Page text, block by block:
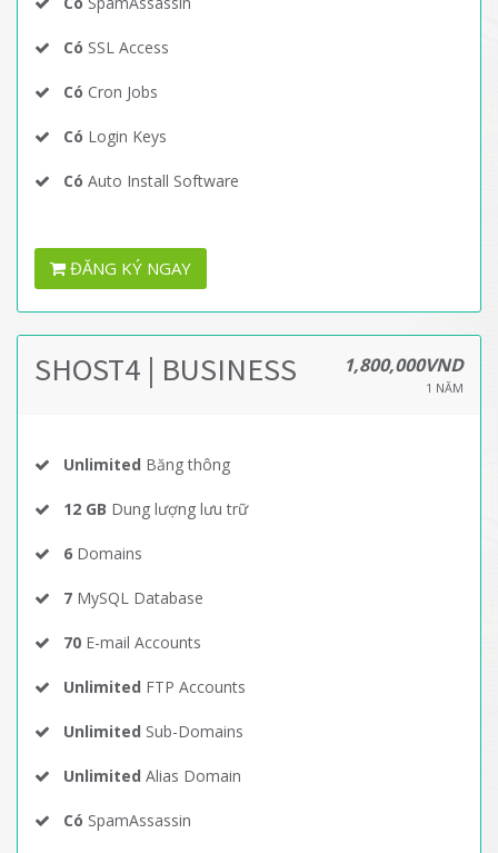
Có SSL Access
Có Cron Jobs
Có Login Keys
Có Auto Install Software
ĐĂNG KÝ NGAY
SHOST4 | BUSINESS 1,800,000VND
1 NĂM
Unlimited Băng thông
12 GB Dung lượng lưu trữ
6 Domains
7 MySQL Database
70 E-mail Accounts
Unlimited FTP Accounts
Unlimited Sub-Domains
Unlimited Alias Domain
Có SpamAssassin